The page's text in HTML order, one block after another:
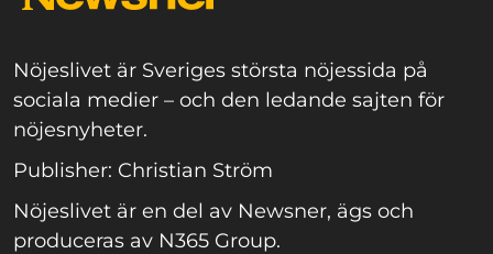
Nöjeslivet är Sveriges största nöjessida på
sociala medier – och den ledande sajten för
nöjesnyheter.
Publisher: Christian Ström
Nöjeslivet är en del av Newsner, ägs och
produceras av N365 Group.